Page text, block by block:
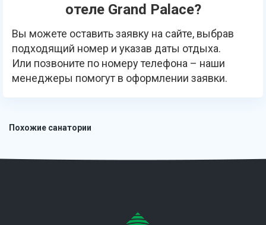
отеле Grand Palace?
Вы можете оставить заявку на сайте, выбрав
подходящий номер и указав даты отдыха.
Или позвоните по номеру телефона – наши
менеджеры помогут в оформлении заявки.
Похожие санатории